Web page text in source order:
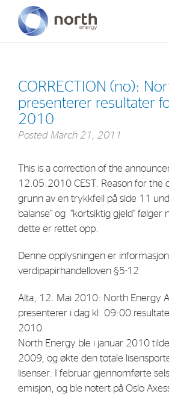
CORRECTION (no):
presenterer resultater
2010
Posted March 21, 2011
This is a correction of the
12.05.2010 CEST. Reason for the
grunn av en trykkfeil på side 11
balanse” og “kortsiktig gjeld”
dette er rettet opp.
Denne opplysningen er
verdipapirhandelloven §5-12
Alta, 12. Mai 2010: North Energy
presenterer i dag kl. 09:00
2010.
North Energy ble i januar 2010
2009, og økte den totale
lisenser. I februar gjennomførte
emisjon, og ble notert på Oslo
Board &
Financial
Investors
Share
Financial Reports &
Stock Exchange